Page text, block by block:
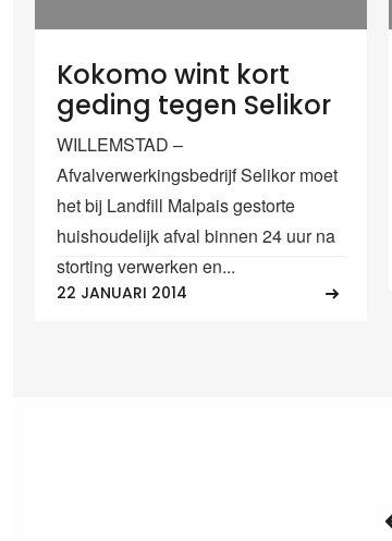
Kokomo wint kort
geding tegen Selikor
WILLEMSTAD –
Afvalverwerkingsbedrijf Selikor moet
het bij Landfill Malpais gestorte
huishoudelijk afval binnen 24 uur na
storting verwerken en...
22 JANUARI 2014